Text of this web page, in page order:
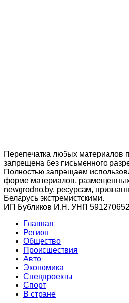
Перепечатка любых материалов
запрещена без письменного
Полностью запрещаем
форме материалов,
newgrodno.by, ресурсам,
Беларусь экстремистскими.
ИП Бубликов И.Н. УНП 591270652
Главная
Регион
Общество
Происшествия
Авто
Экономика
Спецпроекты
Cпорт
В стране